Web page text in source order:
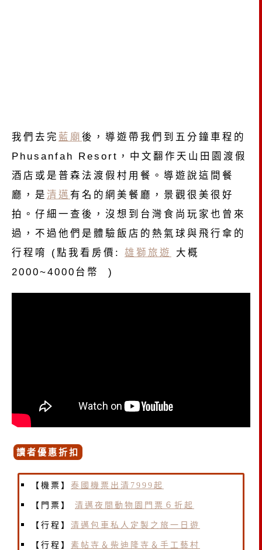
我們去完 藍廟 後，導遊帶我們到五分鐘車程的
Phusanfah Resort，中文翻作天山田園渡假
酒店或是普森法渡假村用餐。導遊說這間餐
廳，是 清邁 有名的網美餐廳，景觀很美很好
拍。仔細一查後，沒想到台灣食尚玩家也曾來
過，不過他們是體驗飯店的熱氣球與飛行傘的
行程唷 (點我看房價: 雄獅旅遊
大概
2000~4000台幣 )
讀者優惠折扣
【機票】 泰國機票出清7999起
【門票】 清邁夜間動物園門票６折起
【行程】 清邁包車私人定製之旅一日遊
【行程】 素帖寺＆柴迪隆寺＆手工藝村